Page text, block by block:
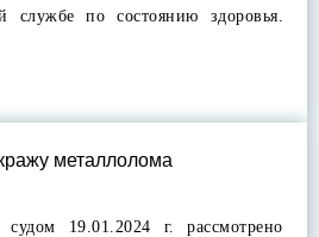
службе по состоянию здоровья.
металлолома
19.01.2024 г. рассмотрено